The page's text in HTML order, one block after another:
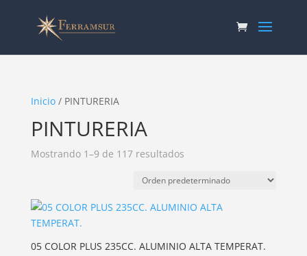
Inicio/ PINTURERIA
PINTURERIA
Mostrando 1–9 de 117 resultados
05 COLOR PLUS 235CC. ALUMINIO ALTA TEMPERAT.